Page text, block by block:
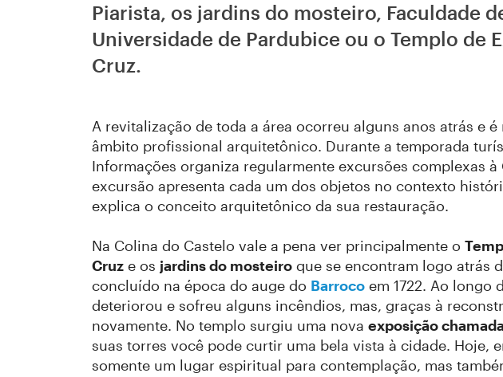
Piarista, os jardins do mosteiro, Faculdade
Universidade de Pardubice ou o Templo de
Cruz.
A revitalização de toda a área ocorreu alguns anos atrás e
âmbito profissional arquitetônico. Durante a temporada
Informações organiza regularmente excursões complexas à
excursão apresenta cada um dos objetos no contexto
explica o conceito arquitetônico da sua restauração.
Na Colina do Castelo vale a pena ver principalmente o
Cruz e os jardins do mosteiro que se encontram logo atrás
concluído na época do auge do Barroco em 1722. Ao longo
deteriorou e sofreu alguns incêndios, mas, graças à
novamente. No templo surgiu uma nova exposição
suas torres você pode curtir uma bela vista à cidade. Hoje,
somente um lugar espiritual para contemplação, mas